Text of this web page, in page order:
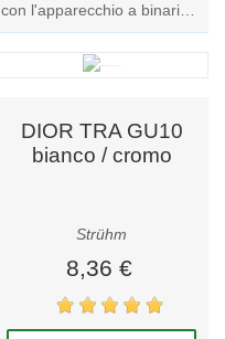
con l'apparecchio a binario
DIOR 3XGU10
bianco/cromo. Un mix
perfetto di stile e...
DIOR TRA GU10
bianco / cromo
Strühm
8,36 €